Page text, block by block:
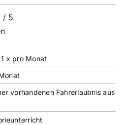
/ 5
x pro Monat
vorhandenen Fahrerlaubnis aus